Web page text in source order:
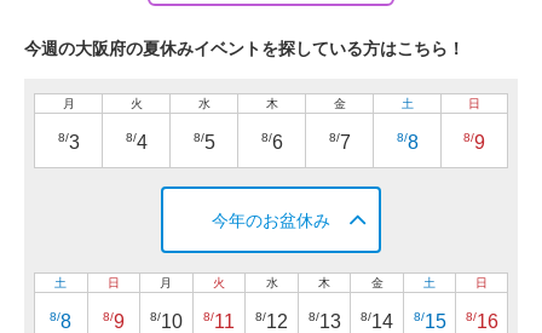
今週の大阪府の夏休みイベントを探している方はこちら！
月
8/3
火
8/4
水
8/5
木
8/6
金
8/7
土
8/8
日
8/9
今年のお盆休み
土
8/8
日
8/9
月
8/10
火
8/11
水
8/12
木
8/13
金
8/14
土
8/15
日
8/16